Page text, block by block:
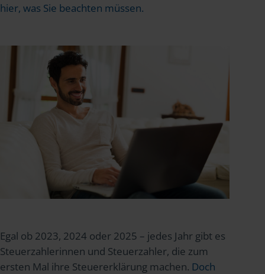
hier, was Sie beachten müssen.
Egal ob 2023, 2024 oder 2025 – jedes Jahr gibt es
Steuerzahlerinnen und Steuerzahler, die zum
ersten Mal ihre Steuererklärung machen. Doch